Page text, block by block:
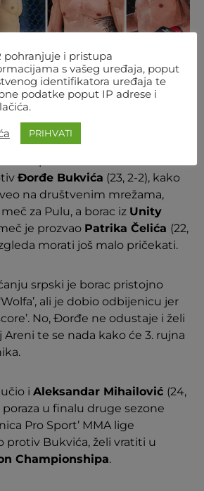
Đorđe Bukvića (23, 2-2), kako
na društvenim mrežama,
za Pulu, a borac iz Unity
je prozvao Patrika Čelića (22,
morati još malo pričekati.
srpski je borac pristojno
ali je dobio odbijenicu jer
No, Đorđe ne odustaje i želi
te se nada kako će 3. rujna
i Aleksandar Mihailović (24,
u finalu druge sezone
Pro Sport’ MMA lige
protiv Bukvića, želi vratiti u
Championshipa.
pohranjuje i pristupa
s vašeg uređaja, poput
identifikatora uređaja te
podatke poput IP adrese i
PRIHVATI